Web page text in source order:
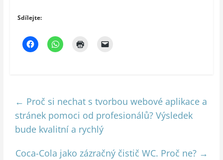
Sdílejte:
← Proč si nechat s tvorbou webové aplikace a
stránek pomoci od profesionálů? Výsledek
bude kvalitní a rychlý
Coca-Cola jako zázračný čistič WC. Proč ne? →